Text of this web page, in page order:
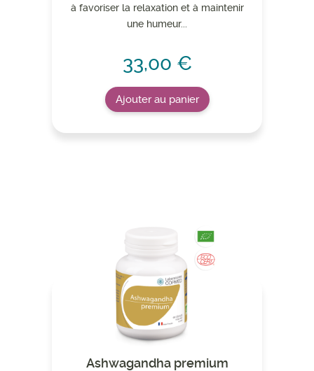
à favoriser la relaxation et à maintenir
une humeur...
33,00 €
Ajouter au panier
Ashwagandha premium